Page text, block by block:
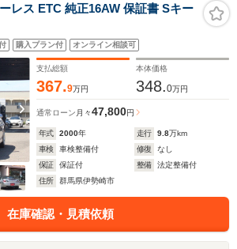
ス ETC 純正16AW 保証書 Sキー
購入プラン付 オンライン相談可
支払総額
367.9万円
本体価格
348.0万円
通常ローン 月々47,800円
年式 2000年 走行 9.8万km
車検
車検整備付 修復
なし
保証
保証付 整備
法定整備付
住所
群馬県伊勢崎市
在庫確認・見積依頼